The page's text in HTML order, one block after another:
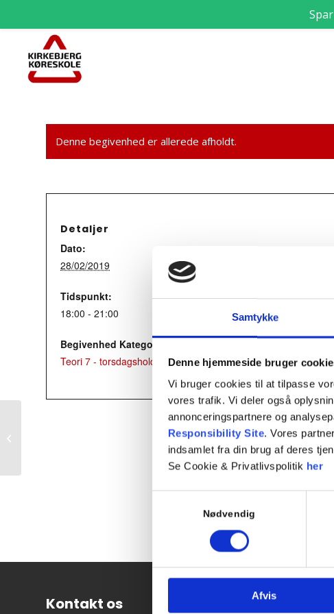
Samtykke
Denne hjemmeside bruger
Vi bruger cookies til at tilpasse
vores trafik. Vi deler også
annonceringspartnere og
Responsibility Site. Vores
indsamlet fra din brug af deres
Se Cookie & Privatlivspolitik her
Nødvendig
Afvis
Denne begivenhed er allerede afholdt.
Detaljer
Dato:
28/02/2019
Tidspunkt:
18:00 - 21:00
Begivenhed Kategori:
Teori 7 - torsdagshold
Kontakt os